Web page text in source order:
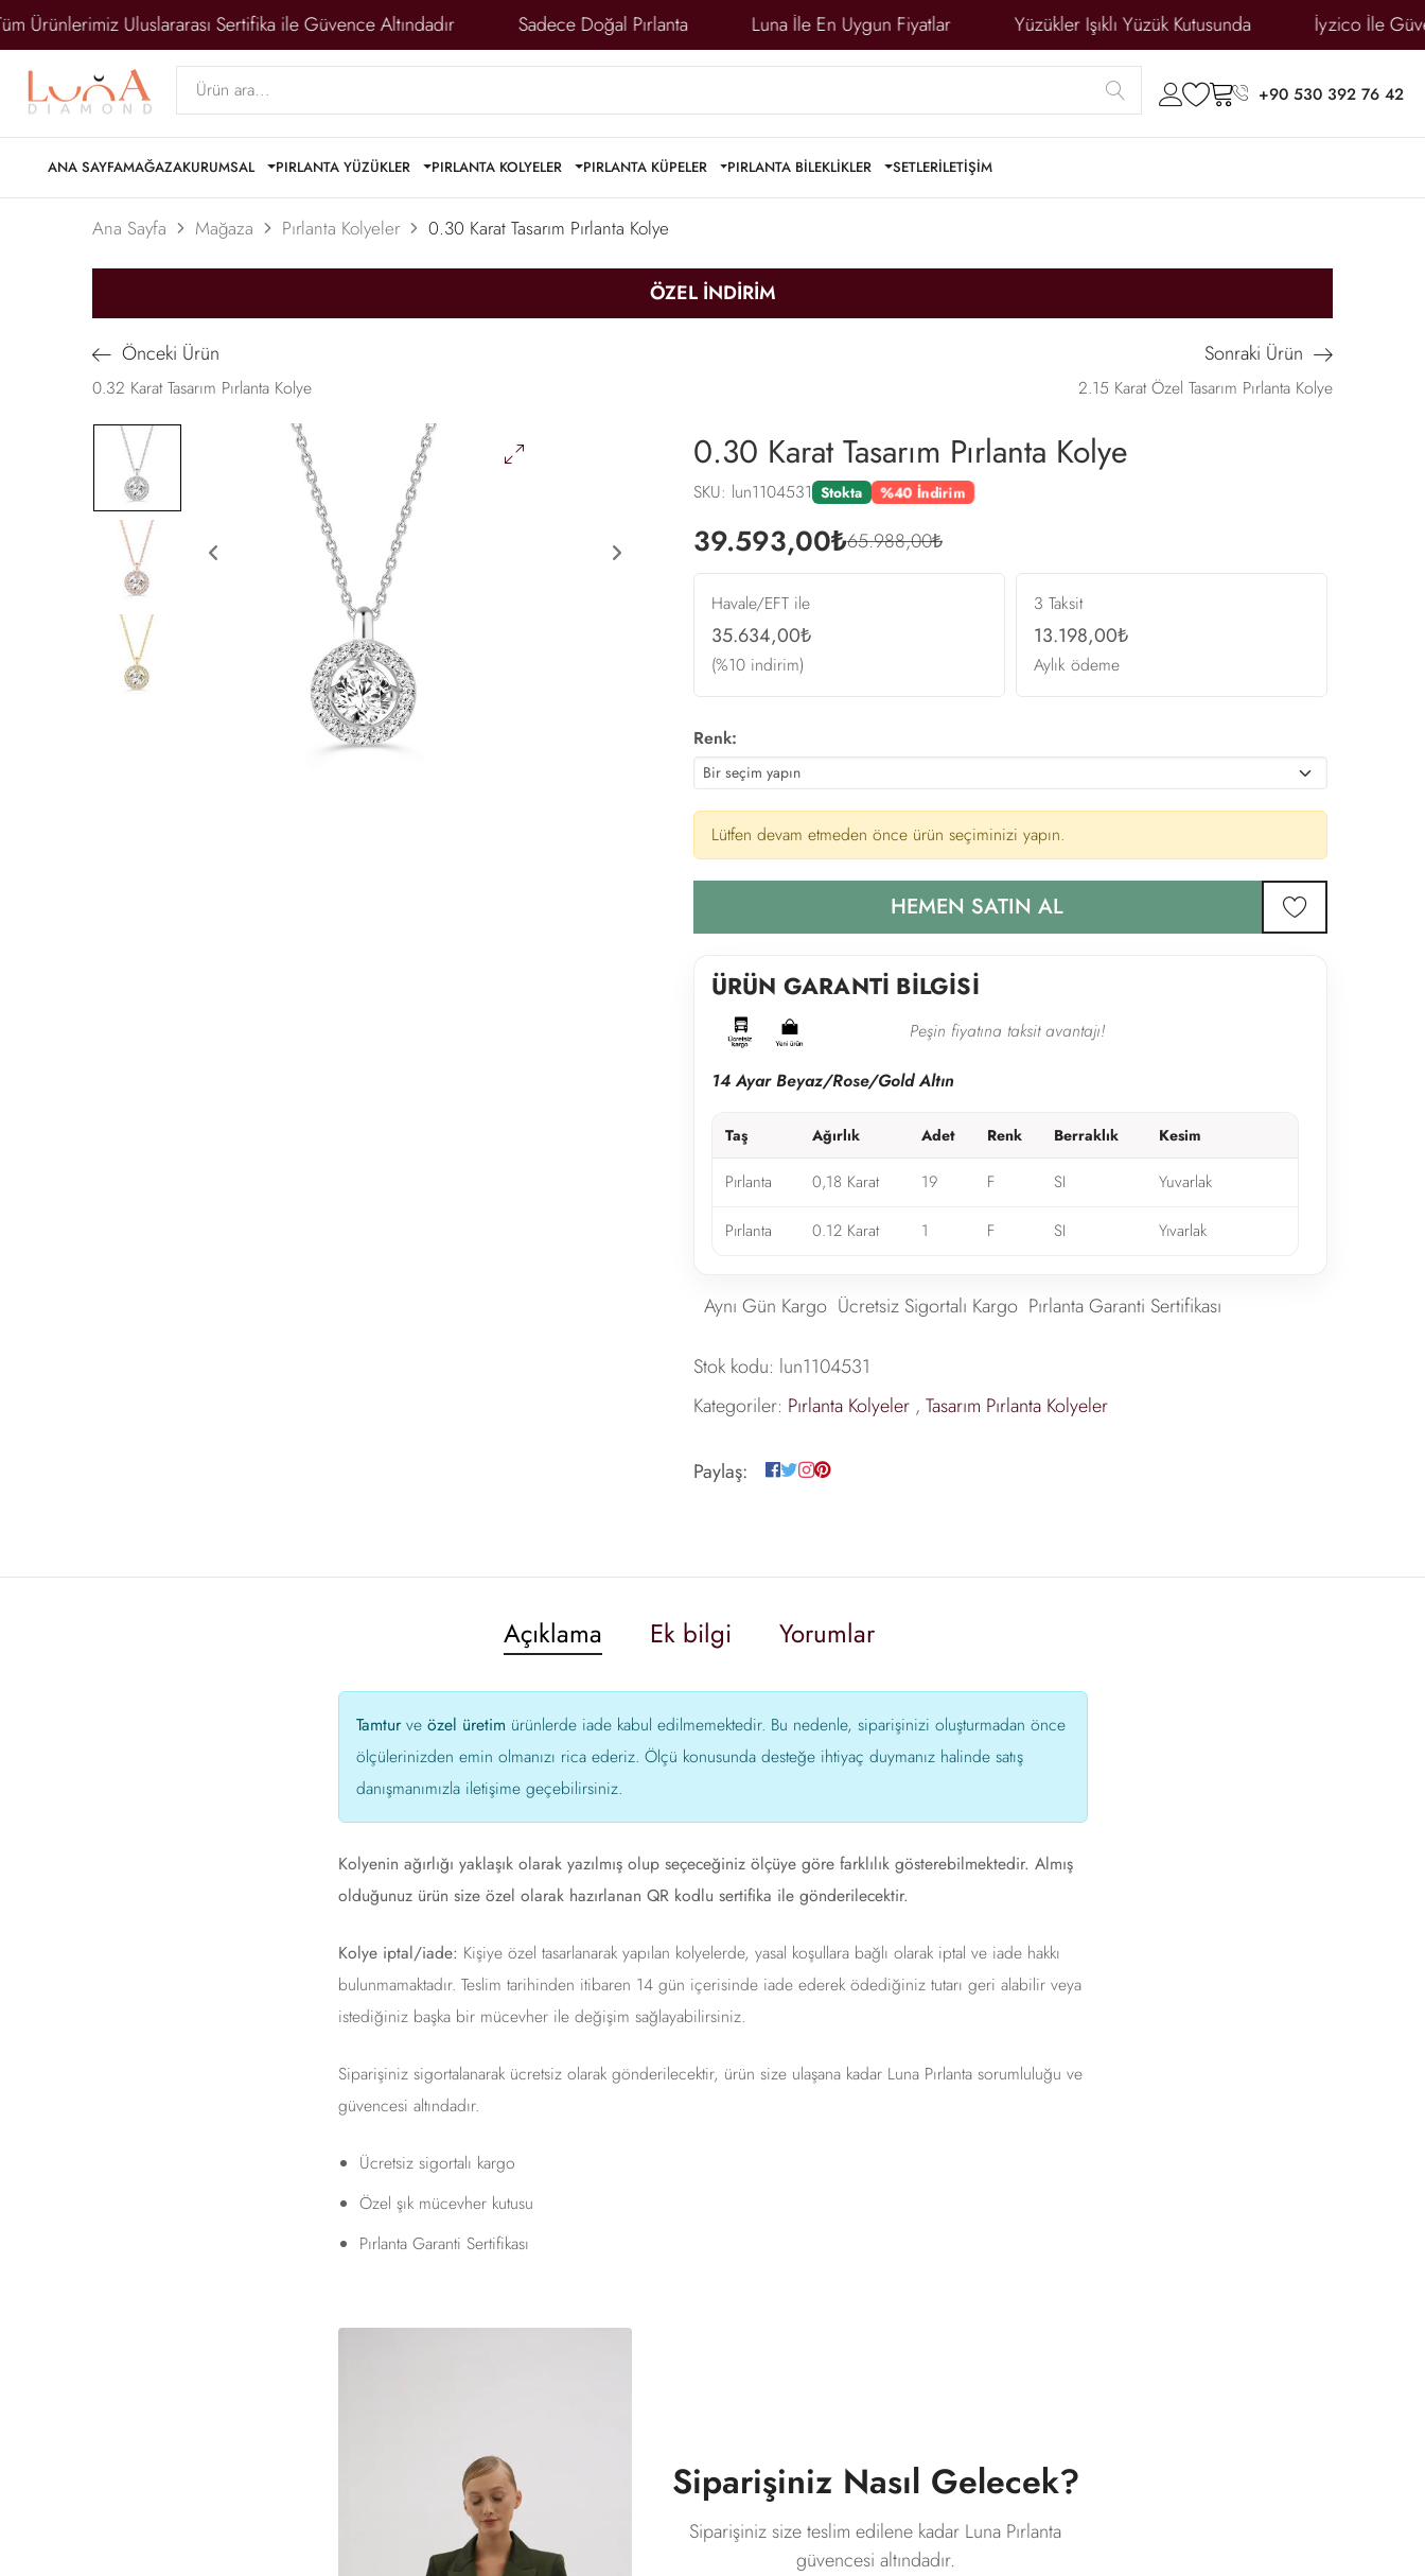
Tüm Ürünlerimiz Uluslararası Sertifika ile Güvence Altındadır Sadece Doğal Pırlanta Luna İle En Uygun Fiyatlar Yüzükler Işıklı Yüzük Kutusunda
submit account
wishlist
cart+90 530 392 76 42
ANA SAYFAMAĞAZAKURUMSAL PIRLANTA YÜZÜKLER PIRLANTA KOLYELER PIRLANTA KÜPELER PIRLANTA BİLEKLİKLER SETLERİLETİŞİM
Ana Sayfa Mağaza Pırlanta Kolyeler 0.30 Karat Tasarım Pırlanta Kolye
ÖZEL İNDİRİM
Önceki Ürün
0.32 Karat Tasarım Pırlanta Kolye
Sonraki Ürün
2.15 Karat Özel Tasarım Pırlanta Kolye
Previous Next
0.30 Karat Tasarım Pırlanta Kolye
SKU: lun1104531 Stokta %40 İndirim
39.593,00₺65.988,00₺
Havale/EFT ile
35.634,00₺
(%10 indirim)
3 Taksit
13.198,00₺
Aylık ödeme
Renk:
Lütfen devam etmeden önce ürün seçiminizi yapın.
HEMEN SATIN AL
favorilere ekle
ÜRÜN GARANTİ BİLGİSİ
Peşin fiyatına taksit avantajı!
14 Ayar Beyaz/Rose/Gold Altın
Taş Ağırlık Adet Renk Berraklık Kesim
Pırlanta 0,18 Karat 19 F SI Yuvarlak
Pırlanta 0.12 Karat 1 F SI Yıvarlak
Aynı Gün Kargo Ücretsiz Sigortalı Kargo Pırlanta Garanti Sertifikası
Stok kodu: lun1104531
Kategoriler: Pırlanta Kolyeler , Tasarım Pırlanta Kolyeler
Paylaş:
Açıklama Ek bilgi Yorumlar
Tamturve özel üretim ürünlerde iade kabul edilmemektedir. Bu nedenle, siparişinizi oluşturmadan önce
ölçülerinizden emin olmanızı rica ederiz. Ölçü konusunda desteğe ihtiyaç duymanız halinde satış
danışmanımızla iletişime geçebilirsiniz.
Kolyenin ağırlığı yaklaşık olarak yazılmış olup seçeceğiniz ölçüye göre farklılık gösterebilmektedir. Almış
olduğunuz ürün size özel olarak hazırlanan QR kodlu sertifika ile gönderilecektir.
Kolye iptal/iade: Kişiye özel tasarlanarak yapılan kolyelerde, yasal koşullara bağlı olarak iptal ve iade hakkı
bulunmamaktadır. Teslim tarihinden itibaren 14 gün içerisinde iade ederek ödediğiniz tutarı geri alabilir veya
istediğiniz başka bir mücevher ile değişim sağlayabilirsiniz.
Siparişiniz sigortalanarak ücretsiz olarak gönderilecektir, ürün size ulaşana kadar Luna Pırlanta sorumluluğu ve
güvencesi altındadır.
Ücretsiz sigortalı kargo
Özel şık mücevher kutusu
Pırlanta Garanti Sertifikası
Siparişiniz Nasıl Gelecek?
Siparişiniz size teslim edilene kadar Luna Pırlanta
güvencesi altındadır.